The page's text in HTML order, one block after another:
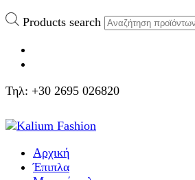
Products search
Τηλ: +30 2695 026820
Αρχική
Έπιπλα